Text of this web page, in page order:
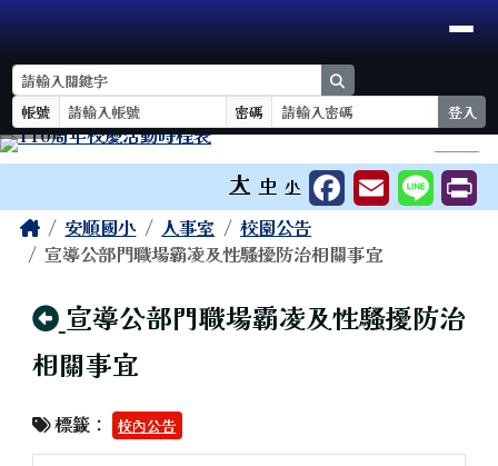
跳至主內容區
臺南市安順國小
導覽列
帳號
密碼 登入
⏸
大 中 小
主內容區域
Home安順國小 人事室
校園公告
宣導公部門職場霸凌及性騷擾防治相關事宜
回上頁
宣導公部門職場霸凌及性騷擾防治
相關事宜
標籤： 校內公告
頁尾區域